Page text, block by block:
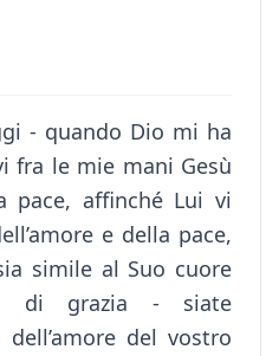
- quando Dio mi ha
fra le mie mani Gesù
pace, affinché Lui vi
e della pace,
simile al Suo cuore
di grazia - siate
del vostro